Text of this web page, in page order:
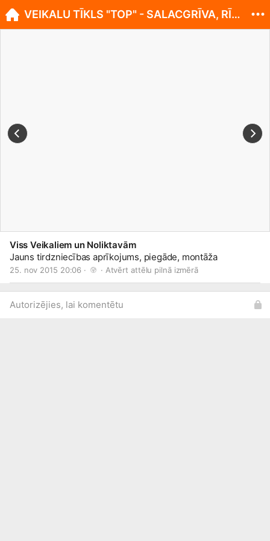
Viss Veikaliem un Noliktavām
Jauns tirdzniecības aprīkojums, piegāde, montāža
25. nov 2015 20:06 · · Atvērt attēlu pilnā izmērā
Autorizējies, lai komentētu
VEIKALU TĪKLS "TOP" - SALACGRĪVA, RĪGAS IELA 13.